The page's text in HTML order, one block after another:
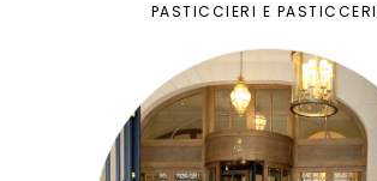
PASTICCIERI E